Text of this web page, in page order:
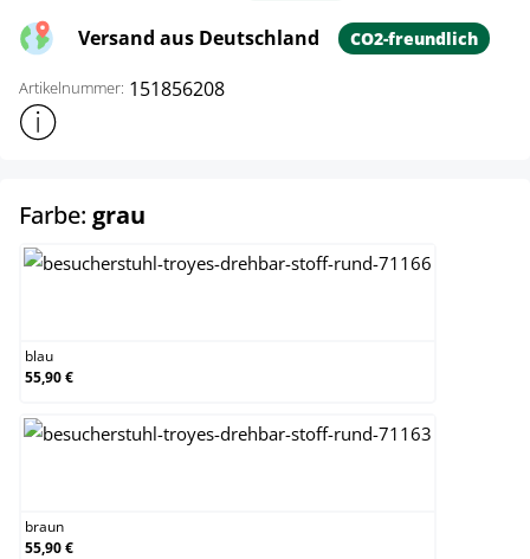
Versand aus Deutschland CO2-freundlich
Artikelnummer: 151856208
Weitere Produktinformationen anzeigen
Farbe: grau
blau
55,90 €
braun
55,90 €